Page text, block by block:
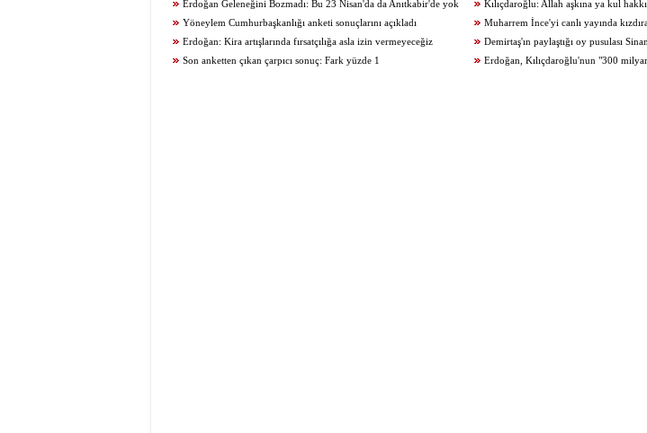
gibi açıklama
Erdoğan Geleneğini Bozmadı: Bu 23 Nisan'da da Anıtkabir'de yok
Kılıçdaroğlu: Allah aşkına ya kul
vermeyin
Yöneylem Cumhurbaşkanlığı anketi sonuçlarını açıkladı
Muharrem İnce'yi canlı yayında
Erdoğan: Kira artışlarında fırsatçılığa asla izin vermeyeceğiz
Demirtaş'ın paylaştığı oy pusulası
bu işlere ermez
Son anketten çıkan çarpıcı sonuç: Fark yüzde 1 Erdoğan, Kılıçdaroğlu'nun "300